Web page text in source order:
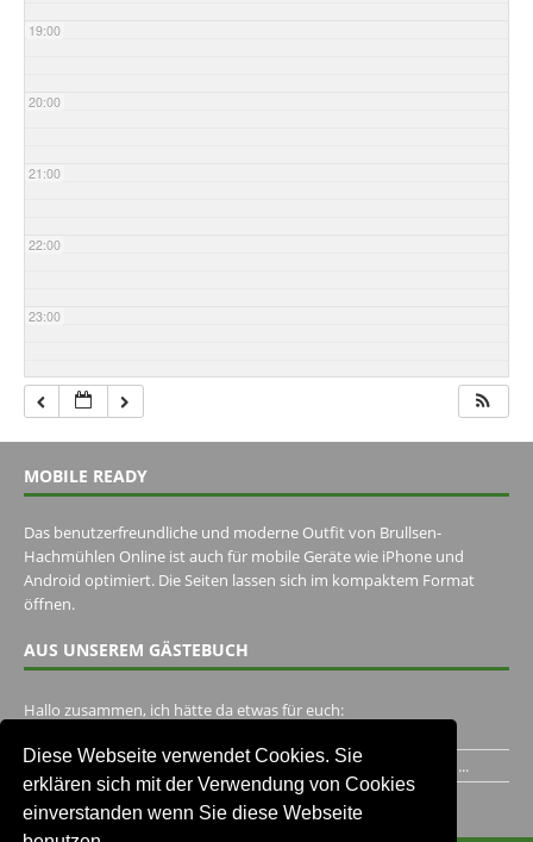
Diese Webseite verwendet Cookies. Sie
erklären sich mit der Verwendung von Cookies
einverstanden wenn Sie diese Webseite
19:00
20:00
21:00
22:00
23:00
MOBILE READY
Das benutzerfreundliche und moderne Outfit von Brullsen-
Hachmühlen Online ist auch für mobile Geräte wie iPhone und
Android optimiert. Die Seiten lassen sich im kompaktem Format
öffnen.
AUS UNSEREM GÄSTEBUCH
Hallo zusammen, ich hätte da etwas für euch:
Ich habe ein Jahr im Gasthaus Hugo Pape verbracht..Habe ihn...
Unser Gästebuch besuchen